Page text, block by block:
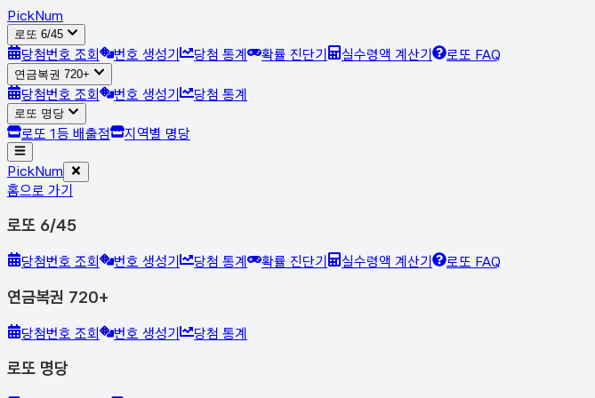
PickNum
로또 6/45
당첨번호 조회 번호 생성기 당첨 통계 확률 진단기 실수령액 계산기 로또 FAQ
연금복권 720+
당첨번호 조회 번호 생성기 당첨 통계
로또 명당
로또 1등 배출점 지역별 명당
PickNum
홈으로 가기
로또 6/45
당첨번호 조회 번호 생성기 당첨 통계 확률 진단기 실수령액 계산기 로또 FAQ
연금복권 720+
당첨번호 조회 번호 생성기 당첨 통계
로또 명당